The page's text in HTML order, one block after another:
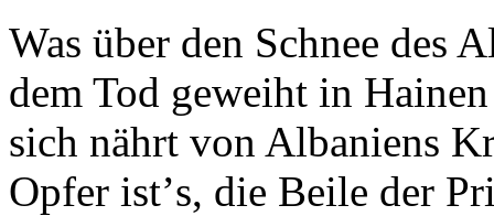
Was über den Schnee des
dem Tod geweiht in
sich nährt von Albaniens
Opfer istʼs, die Beile der